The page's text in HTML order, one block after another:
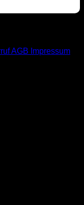
AGB Impressum